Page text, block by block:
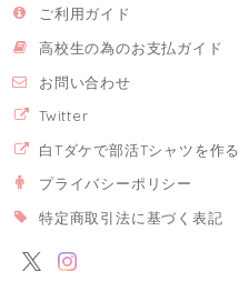
ご利用ガイド
高校生の為のお支払ガイド
お問い合わせ
Twitter
白Tダケで部活Tシャツを作る
プライバシーポリシー
特定商取引法に基づく表記